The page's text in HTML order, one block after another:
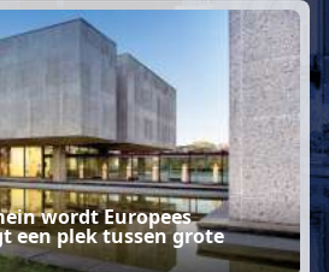
wordt Europees
een plek tussen grote